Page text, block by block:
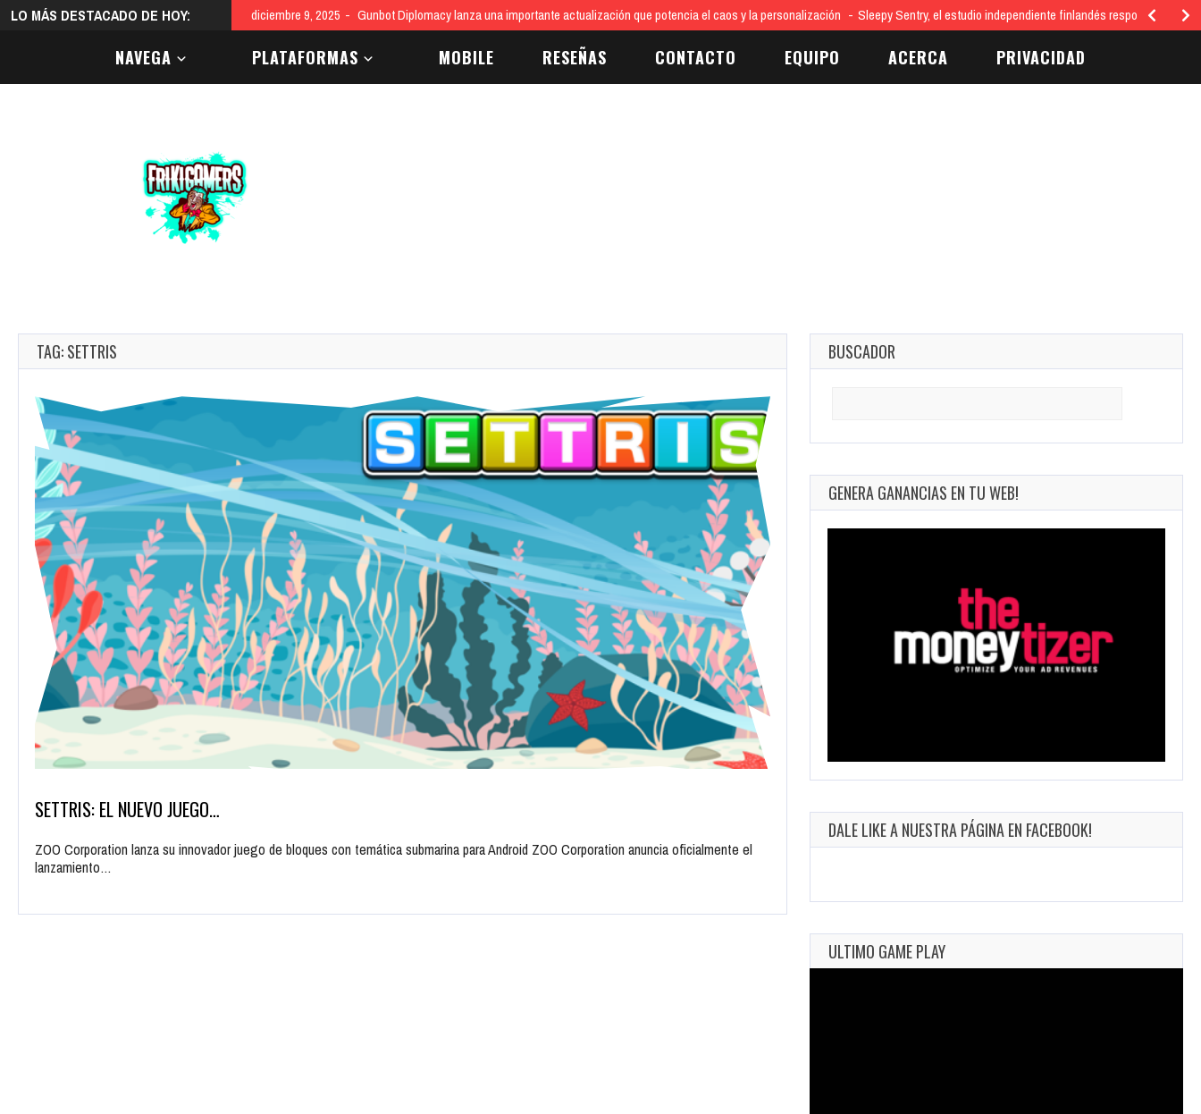
LO MÁS DESTACADO DE HOY: diciembre 9, 2025 Gunbot Diplomacy lanza una importante actualización que potencia el caos y la personalización Sleepy Sentry, el estudio independiente finlandés responsable del
NAVEGA PLATAFORMAS MOBILE RESEÑAS CONTACTO EQUIPO ACERCA PRIVACIDAD
TAG: SETTRIS
SETTRIS: EL NUEVO JUEGO…
ZOO Corporation lanza su innovador juego de bloques con temática submarina para Android ZOO Corporation anuncia oficialmente el
lanzamiento…
BUSCADOR
GENERA GANANCIAS EN TU WEB!
DALE LIKE A NUESTRA PÁGINA EN FACEBOOK!
ULTIMO GAME PLAY